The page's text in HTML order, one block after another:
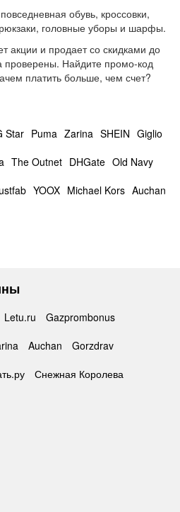
обувь, кроссовки,
головные уборы и шарфы.
акции и продает со скидками до
Найдите промо-код
платить больше, чем счет?
Star Puma Zarina SHEIN Giglio
The Outnet DHGate Old Navy
YOOX Michael Kors Auchan
Letu.ru
Gazprombonus
Auchan
Gorzdrav
Снежная Королева